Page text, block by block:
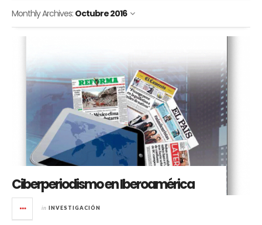
Monthly Archives: Octubre 2016
Ciberperiodismo en Iberoamérica
in INVESTIGACIÓN